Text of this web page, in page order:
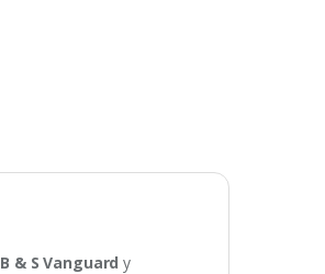
B & S Vanguard y